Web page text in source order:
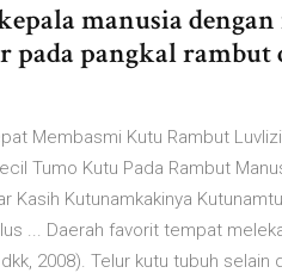
manusia dengan
pangkal rambut
Membasmi Kutu Rambut
Tumo Kutu Pada Rambut
Kasih Kutunamkakinya
... Daerah favorit tempat
2008). Telur kutu tubuh selain